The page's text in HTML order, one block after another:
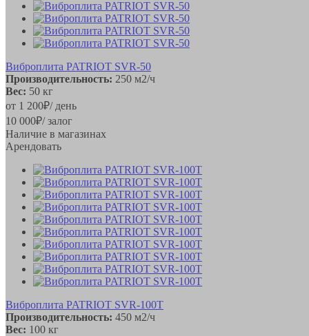
Виброплита PATRIOT SVR-50
Производительность: 250 м2/ч
Вес: 50 кг
от 1 200₽/ день
10 000₽/ залог
Наличие в магазинах
Арендовать
Виброплита PATRIOT SVR-100T
Производительность: 450 м2/ч
Вес: 100 кг